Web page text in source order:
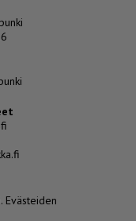
Evästeiden